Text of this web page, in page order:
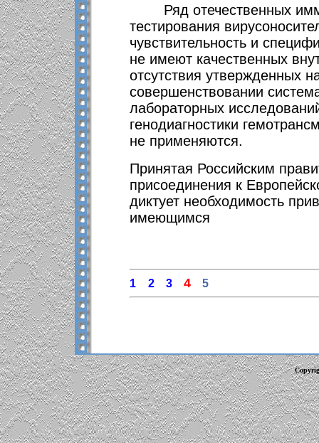
Ряд отечественных
тестирования
чувствительность и
не имеют качественных
отсутствия утвержденных
совершенствовании
лабораторных
генодиагностики
не применяются.
Принятая Российским
присоединения к
диктует необходимость
имеющимся
1 2 3 4 5